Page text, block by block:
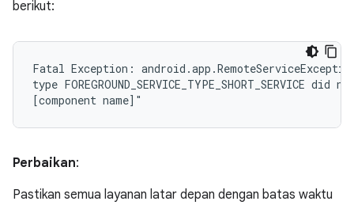
berikut:
Fatal Exception:
type
Perbaikan:
Pastikan semua layanan latar depan dengan batas waktu